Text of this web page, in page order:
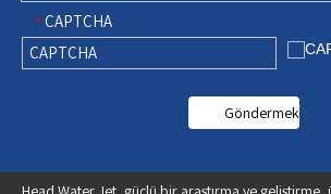
* CAPTCHA
Göndermek